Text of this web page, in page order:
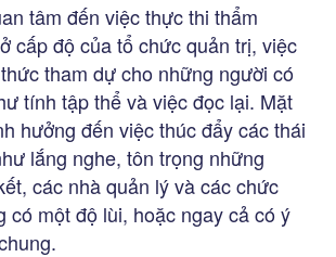
tâm đến việc thực thi thẩm
cấp độ của tổ chức quản trị, việc
tham dự cho những người có
tính tập thể và việc đọc lại. Mặt
hưởng đến việc thúc đẩy các thái
lắng nghe, tôn trọng những
các nhà quản lý và các chức
có một độ lùi, hoặc ngay cả có ý